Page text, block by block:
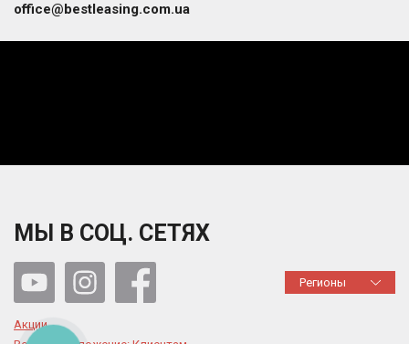
office@bestleasing.com.ua
МЫ В СОЦ. СЕТЯХ
Регионы
Акции